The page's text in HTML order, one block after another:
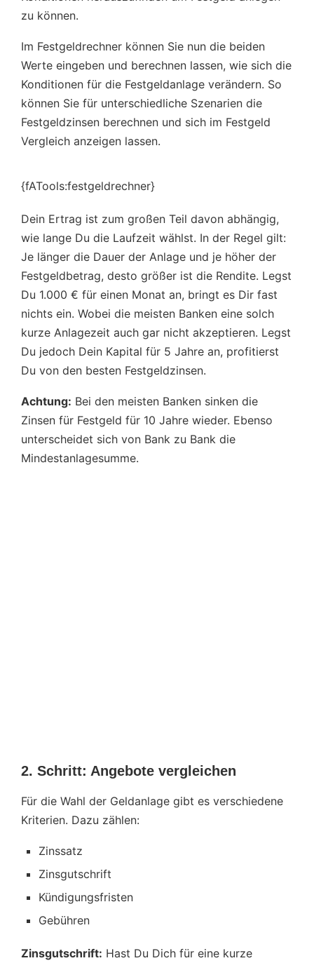
zu können.
Im Festgeldrechner können Sie nun die beiden
Werte eingeben und berechnen lassen, wie sich die
Konditionen für die Festgeldanlage verändern. So
können Sie für unterschiedliche Szenarien die
Festgeldzinsen berechnen und sich im Festgeld
Vergleich anzeigen lassen.
{fATools:festgeldrechner}
Dein Ertrag ist zum großen Teil davon abhängig,
wie lange Du die Laufzeit wählst. In der Regel gilt:
Je länger die Dauer der Anlage und je höher der
Festgeldbetrag, desto größer ist die Rendite. Legst
Du 1.000 € für einen Monat an, bringt es Dir fast
nichts ein. Wobei die meisten Banken eine solch
kurze Anlagezeit auch gar nicht akzeptieren. Legst
Du jedoch Dein Kapital für 5 Jahre an, profitierst
Du von den besten Festgeldzinsen.
Achtung: Bei den meisten Banken sinken die
Zinsen für Festgeld für 10 Jahre wieder. Ebenso
unterscheidet sich von Bank zu Bank die
Mindestanlagesumme.
2. Schritt: Angebote vergleichen
Für die Wahl der Geldanlage gibt es verschiedene
Kriterien. Dazu zählen:
Zinssatz
Zinsgutschrift
Kündigungsfristen
Gebühren
Zinsgutschrift: Hast Du Dich für eine kurze